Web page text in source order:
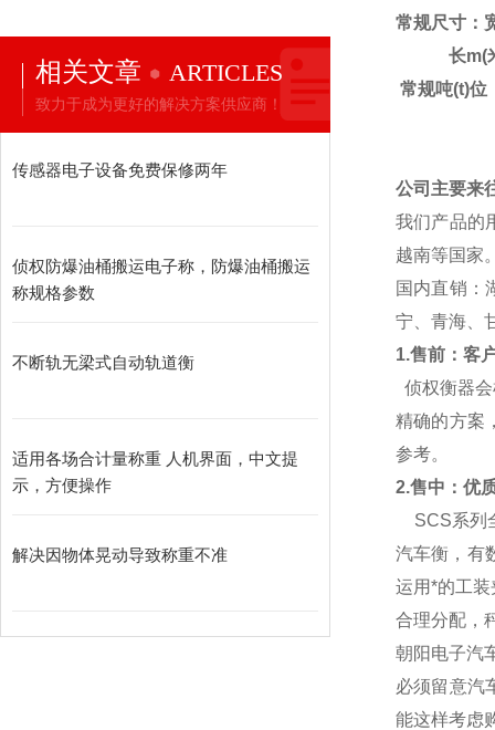
相关文章 ARTICLES
致力于成为更好的解决方案供应商！
传感器电子设备免费保修两年
侦权防爆油桶搬运电子称，防爆油桶搬运
称规格参数
不断轨无梁式自动轨道衡
适用各场合计量称重 人机界面，中文提
示，方便操作
解决因物体晃动导致称重不准
常规尺寸：
长m(
常规吨(t)位
公司主要来
我们产品的
越南等国家
国内直销：
宁、青海、
1.售前：客
侦权衡器
精确的方案
参考。
2.售中：优
SCS系列
汽车衡，有
运用*的工
合理分配，
朝阳电子汽
必须留意汽
能这样考虑